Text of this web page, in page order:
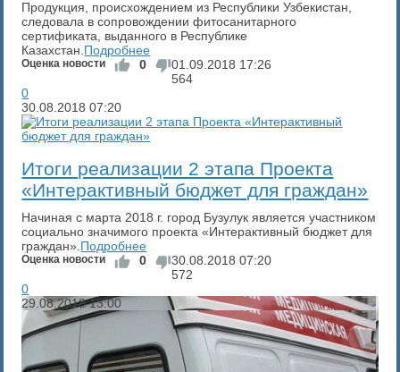
Продукция, происхождением из Республики Узбекистан,
следовала в сопровождении фитосанитарного
сертификата, выданного в Республике
Казахстан. Подробнее
Оценка новости 0 01.09.2018 17:26
564
0
30.08.2018 07:20
Итоги реализации 2 этапа Проекта
«Интерактивный бюджет для граждан»
Начиная с марта 2018 г. город Бузулук является участником
социально значимого проекта «Интерактивный бюджет для
граждан».Подробнее
Оценка новости 0 30.08.2018 07:20
572
0
29.08.2018 13:00